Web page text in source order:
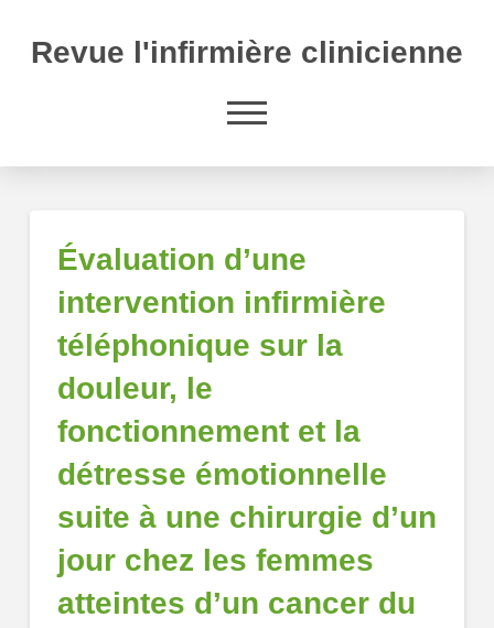
Revue l'infirmière clinicienne
Évaluation d’une
intervention infirmière
téléphonique sur la
douleur, le
fonctionnement et la
détresse émotionnelle
suite à une chirurgie d’un
jour chez les femmes
atteintes d’un cancer du